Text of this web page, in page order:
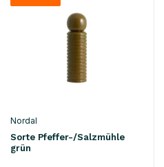
Nordal
Sorte Pfeffer-/Salzmühle
grün